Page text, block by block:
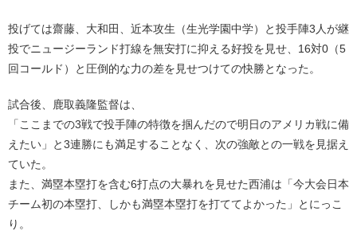
投げては齋藤、大和田、近本攻生（生光学園中学）と投手陣3人が継
投でニュージーランド打線を無安打に抑える好投を見せ、16対0（5
回コールド）と圧倒的な力の差を見せつけての快勝となった。
試合後、鹿取義隆監督は、
「ここまでの3戦で投手陣の特徴を掴んだので明日のアメリカ戦に備
えたい」と3連勝にも満足することなく、次の強敵との一戦を見据え
ていた。
また、満塁本塁打を含む6打点の大暴れを見せた西浦は「今大会日本
チーム初の本塁打、しかも満塁本塁打を打ててよかった」とにっこ
り。